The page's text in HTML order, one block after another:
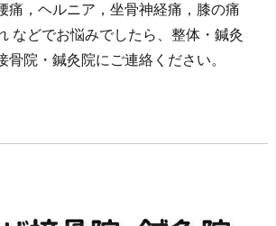
痛，ヘルニア，坐骨神経痛，膝の痛
などでお悩みでしたら、整体・鍼灸
骨院・鍼灸院にご連絡ください。